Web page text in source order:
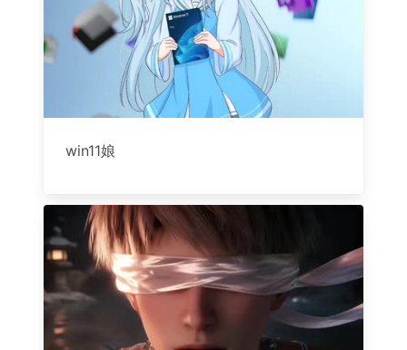
win11娘